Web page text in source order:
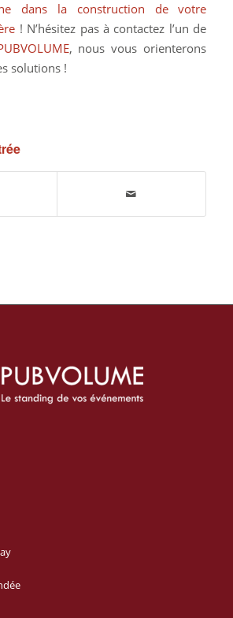
dans la construction de votre
! N’hésitez pas à contactez l’un de
, nous vous orienterons
solutions !